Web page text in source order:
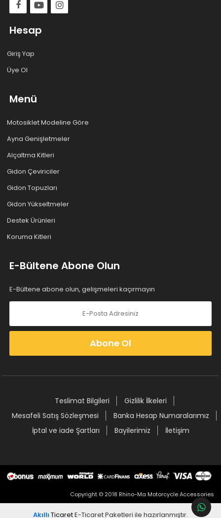
Hesap
Giriş Yap
Üye Ol
Menü
Motosiklet Modeline Göre
Ayna Genişletmeler
Alçaltma Kitleri
Gidon Çeviriciler
Gidon Topuzları
Gidon Yükseltmeler
Destek Ürünleri
Koruma Kitleri
E-Bültene Abone Olun
E-Bültene abone olun, gelişmeleri kaçırmayın
Abone Ol
Teslimat Bilgileri
Gizlilik İlkeleri
Mesafeli Satış Sözleşmesi
Banka Hesap Numaralarımız
İptal ve iade Şartları
Bayilerimiz İletişim
Copyright © 2018 Rhino-Ma Motorcycle Accessories
Akıllı TicaretE-Ticaret Paketleri ile hazırlanmıştır.